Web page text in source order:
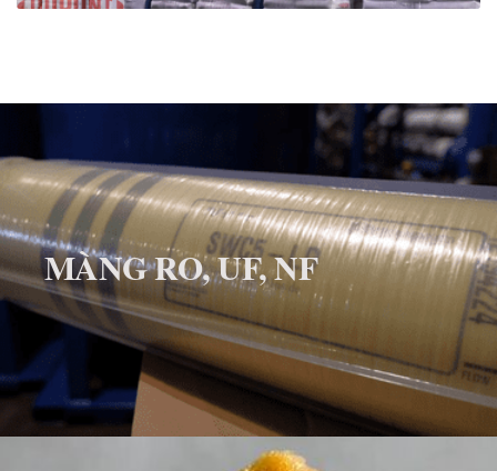
MÀNG RO, UF, NF